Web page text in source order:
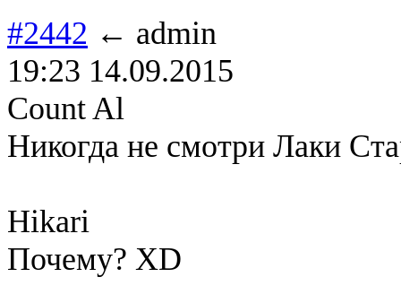
#2442 ← admin
19:23 14.09.2015
Count Al
Никогда не смотри Лаки
Hikari
Почему? XD